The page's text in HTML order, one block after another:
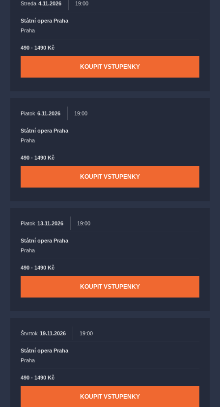
Streda 4.11.2026 19:00
Státní opera Praha
Praha
490 - 1490 Kč
KOUPIT VSTUPENKY
Piatok 6.11.2026 19:00
Státní opera Praha
Praha
490 - 1490 Kč
KOUPIT VSTUPENKY
Piatok 13.11.2026 19:00
Státní opera Praha
Praha
490 - 1490 Kč
KOUPIT VSTUPENKY
Štvrtok 19.11.2026 19:00
Státní opera Praha
Praha
490 - 1490 Kč
KOUPIT VSTUPENKY